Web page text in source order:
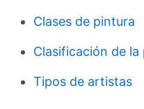
Clases de pintura
Clasificación de
Tipos de artistas